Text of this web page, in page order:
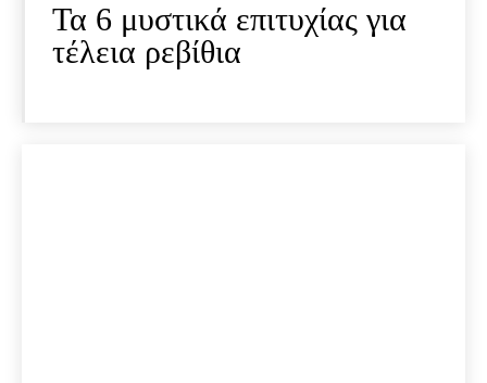
Τα 6 μυστικά επιτυχίας για
τέλεια ρεβίθια